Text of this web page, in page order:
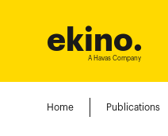
ekino.
A Havas Company
Home Publications